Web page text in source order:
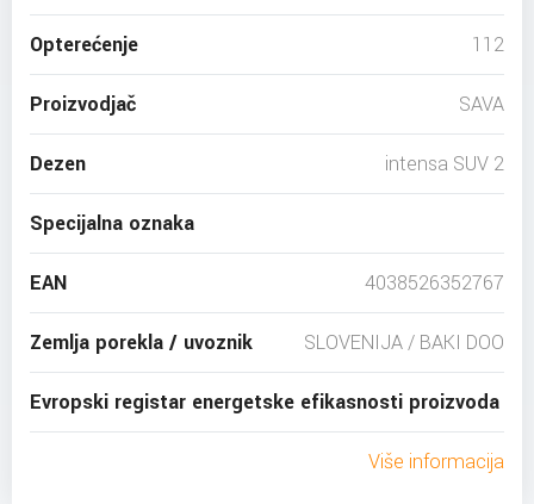
Opterećenje 112
Proizvodjač SAVA
Dezen intensa SUV 2
Specijalna oznaka
EAN 4038526352767
Zemlja porekla / uvoznik SLOVENIJA / BAKI DOO
Evropski registar energetske efikasnosti proizvoda
Više informacija